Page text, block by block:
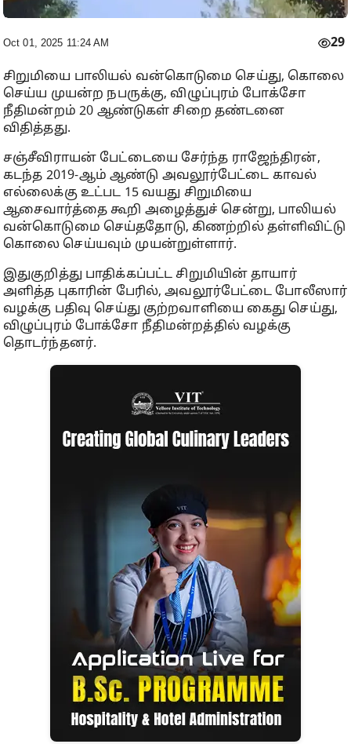
Oct 01, 2025 11:24 AM 29
சிறுமியை பாலியல் வன்கொடுமை செய்து, கொலை
செய்ய முயன்ற நபருக்கு, விழுப்புரம் போக்சோ
நீதிமன்றம் 20 ஆண்டுகள் சிறை தண்டனை
விதித்தது.
சஞ்சீவிராயன் பேட்டையை சேர்ந்த ராஜேந்திரன்,
கடந்த 2019-ஆம் ஆண்டு அவலூர்பேட்டை காவல்
எல்லைக்கு உட்பட 15 வயது சிறுமியை
ஆசைவார்த்தை கூறி அழைத்துச் சென்று, பாலியல்
வன்கொடுமை செய்ததோடு, கிணற்றில் தள்ளிவிட்டு
கொலை செய்யவும் முயன்றுள்ளார்.
இதுகுறித்து பாதிக்கப்பட்ட சிறுமியின் தாயார்
அளித்த புகாரின் பேரில், அவலூர்பேட்டை போலீஸார்
வழக்கு பதிவு செய்து குற்றவாளியை கைது செய்து,
விழுப்புரம் போக்சோ நீதிமன்றத்தில் வழக்கு
தொடர்ந்தனர்.